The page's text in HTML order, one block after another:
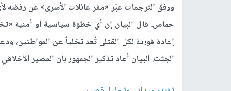
حماس. قال البيان إن أي خطوة سياسية أو أمنية
إعادة فورية لكل القتلى تُعد تخلياً عن المواطنين،
الجثث. البيان أعاد تذكير الجمهور بأن المصير